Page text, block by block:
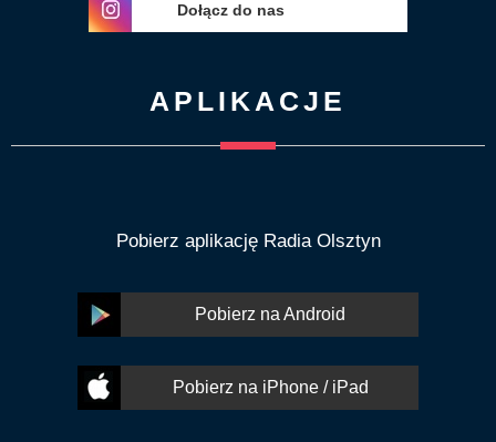
Dołącz do nas
APLIKACJE
Pobierz aplikację Radia Olsztyn
Pobierz na Android
Pobierz na iPhone / iPad